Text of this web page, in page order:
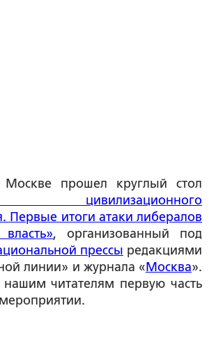
прошел круглый стол
цивилизационного
Первые итоги атаки либералов
, организованный под
прессы редакциями
линии» и журнала « Москва».
читателям первую часть